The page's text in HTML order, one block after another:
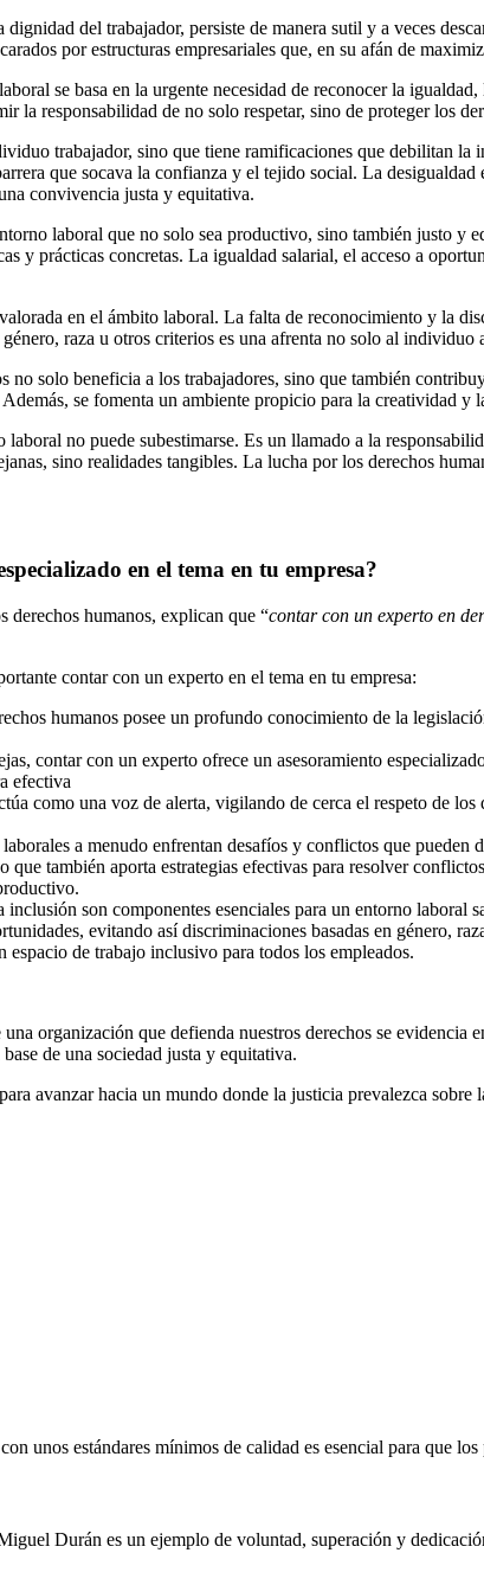
del trabajador, persiste de manera sutil y a veces
por estructuras empresariales que, en su afán de
se basa en la urgente necesidad de reconocer la
la responsabilidad de no solo respetar, sino de proteger los
trabajador, sino que tiene ramificaciones que debilitan
que socava la confianza y el tejido social. La
convivencia justa y equitativa.
laboral que no solo sea productivo, sino también justo y
y prácticas concretas. La igualdad salarial, el acceso a
en el ámbito laboral. La falta de reconocimiento y la
raza u otros criterios es una afrenta no solo al individuo
no solo beneficia a los trabajadores, sino que también
se fomenta un ambiente propicio para la creatividad
no puede subestimarse. Es un llamado a la
sino realidades tangibles. La lucha por los derechos
en el tema en tu empresa?
derechos humanos, explican que “contar con un experto en
contar con un experto en el tema en tu empresa:
humanos posee un profundo conocimiento de la
contar con un experto ofrece un asesoramiento
efectiva
como una voz de alerta, vigilando de cerca el respeto de
a menudo enfrentan desafíos y conflictos que
también aporta estrategias efectivas para resolver
son componentes esenciales para un entorno laboral
evitando así discriminaciones basadas en género,
de trabajo inclusivo para todos los empleados.
organización que defienda nuestros derechos se
de una sociedad justa y equitativa.
avanzar hacia un mundo donde la justicia prevalezca sobre
unos estándares mínimos de calidad es esencial para que
Durán es un ejemplo de voluntad, superación y